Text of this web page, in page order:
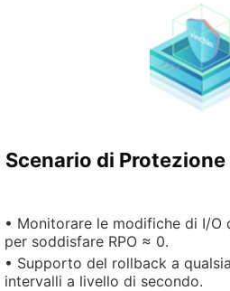
Scenario di
• Monitorare le modifiche di I/O
per soddisfare RPO ≈ 0.
• Supporto del rollback a
intervalli a livello di secondo.